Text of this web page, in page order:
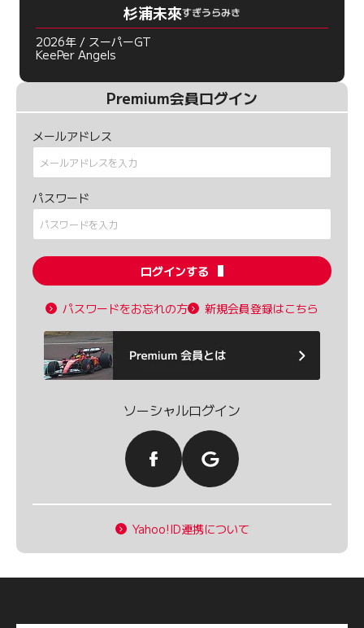
杉浦未來すぎうらみき
2026年 / スーパーGT
KeePer Angels
Premium会員ログイン
メールアドレス
パスワード
ログインする
パスワードをお忘れの方 新規会員登録はこちら
ソーシャルログイン
Yahoo!ID連携について